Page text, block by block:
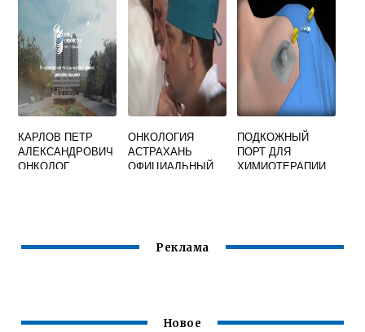
КАРЛОВ ПЕТР
АЛЕКСАНДРОВИЧ
ОНКОЛОГ
ОНКОЛОГИЯ
АСТРАХАНЬ
ОФИЦИАЛЬНЫЙ
ПОДКОЖНЫЙ
ПОРТ ДЛЯ
ХИМИОТЕРАПИИ
Реклама
Новое